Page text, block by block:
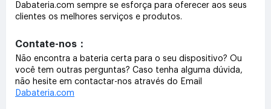
Dabateria.com sempre se esforça para oferecer aos seus
clientes os melhores serviços e produtos.
Contate-nos：
Não encontra a bateria certa para o seu dispositivo? Ou
você tem outras perguntas? Caso tenha alguma dúvida,
não hesite em contactar-nos através do Email
Dabateria.com